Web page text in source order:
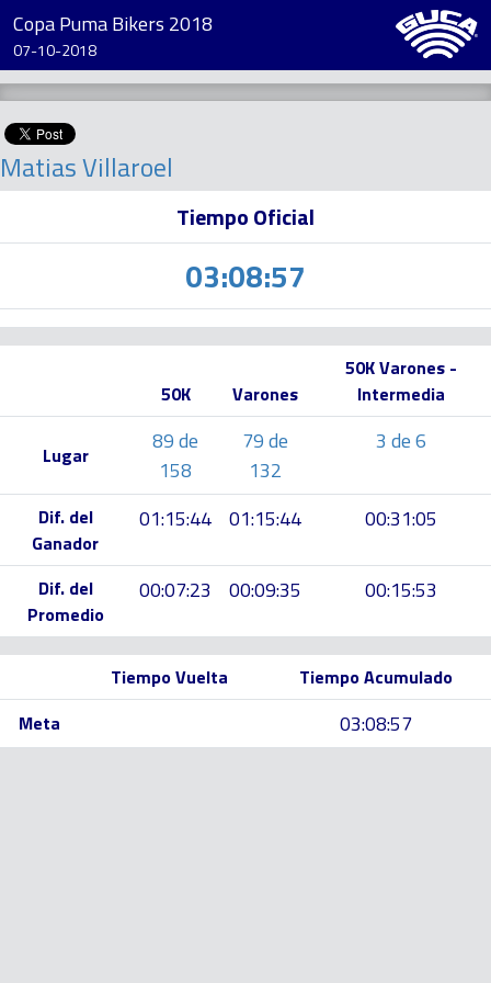
Copa Puma Bikers 2018
07-10-2018
Matias Villaroel
Tiempo Oficial
03:08:57
50K Varones
50K Varones -
Intermedia
Lugar
89 de
158
79 de
132
3 de 6
Dif. del
Ganador
01:15:44 01:15:44 00:31:05
Dif. del
Promedio
00:07:23 00:09:35 00:15:53
Tiempo Vuelta
Tiempo Acumulado
Meta
03:08:57